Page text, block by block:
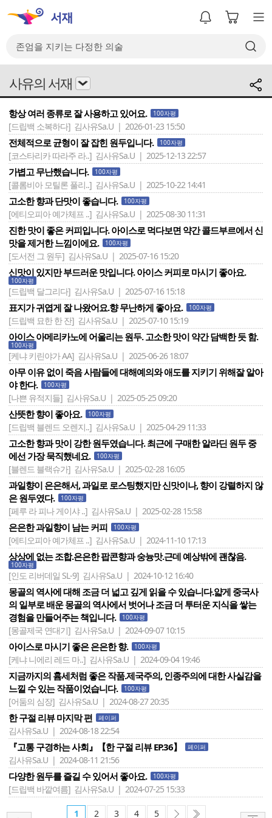
사유의 서재
항상 여러 종류로 잘 사용하고 있어요. 100자평
[드립백 소복하다] 김사유Sa.U | 2026-01-23 15:50
전체적으로 균형이 잘 잡힌 원두입니다. 100자평
[코스타리카 따라주 라..] 김사유Sa.U | 2025-12-13 22:57
가볍고 무난했습니다. 100자평
[콜롬비아 모틸론 풀리..] 김사유Sa.U | 2025-10-22 14:41
고소한 향과 단맛이 좋습니다. 100자평
[에티오피아 예가체프 ..] 김사유Sa.U | 2025-08-30 11:31
진한 맛이 좋은 커피입니다. 아이스로 먹다보면 약간 콜드부르에서 신
맛을 제거한 느낌이에요.
100자평
[도서전 그 원두] 김사유Sa.U | 2025-07-16 15:20
신맛이 있지만 부드러운 맛입니다. 아이스 커피로 마시기 좋아요.
100자평
[드립백 달그리다] 김사유Sa.U | 2025-07-16 15:18
표지가 귀엽게 잘 나왔어요.향 무난하게 좋아요. 100자평
[드립백 묘한 한 잔] 김사유Sa.U | 2025-07-10 15:19
아이스 아메리카노에 어울리는 원두. 고소한 맛이 약간 담백한 듯 함.
100자평
[케냐 키린야가 AA] 김사유Sa.U | 2025-06-26 18:07
아무 이유 없이 죽음 사람들에 대해예의와 애도를 지키기 위해잘 알아
야 한다.
100자평
[나쁜 유적지들] 김사유Sa.U | 2025-05-25 09:20
산뜻한 향이 좋아요. 100자평
[드립백 블렌드 오렌지..] 김사유Sa.U | 2025-04-29 11:33
고소한 향과 맛이 강한 원두였습니다. 최근에 구매한 알라딘 원두 중
에선 가장 묵직했네요.
100자평
[블렌드 블랙슈가] 김사유Sa.U | 2025-02-28 16:05
과일향이 은은해서, 과일로 로스팅했지만 신맛이나, 향이 강렬하지 않
은 원두였다.
100자평
[페루 라 피나 게이샤 ..] 김사유Sa.U | 2025-02-28 15:58
은은한 과일향이 남는 커피 100자평
[에티오피아 예가체프 ..] 김사유Sa.U | 2024-11-10 17:13
상상에 없는 조합.은은한 팝콘향과 숭늉맛.근데 예상밖에 괜찮음.
100자평
[인도 리버데일 SL-9] 김사유Sa.U | 2024-10-12 16:40
몽골의 역사에 대해 조금 더 넓고 깊게 읽을 수 있습니다.얇게 중국사
의 일부로 배운 몽골의 역사에서 벗어나 조금 더 투터운 지식을 쌓는
경험을 만들어주는 책입니다.
100자평
[몽골제국 연대기] 김사유Sa.U | 2024-09-07 10:15
아이스로 마시기 좋은 은은한 향. 100자평
[케냐 니에리 레드 마..] 김사유Sa.U | 2024-09-04 19:46
지금까지의 흄세처럼 좋은 작품.제국주의, 인종주의에 대한 사실감을
느낄 수 있는 작품이었습니다.
100자평
[어둠의 심장] 김사유Sa.U | 2024-08-27 20:35
한 구절 리뷰 마지막 편 페이퍼
김사유Sa.U | 2024-08-18 22:54
『고통 구경하는 사회』【한 구절 리뷰 EP.36】 페이퍼
김사유Sa.U | 2024-08-11 21:56
다양한 원두를 즐길 수 있어서 좋아요. 100자평
[드립백 바깥여름] 김사유Sa.U | 2024-07-25 15:33
1 2 3 4 5